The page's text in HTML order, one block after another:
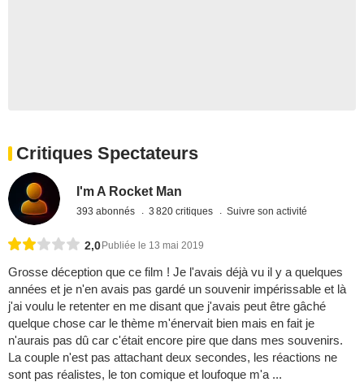
Critiques Spectateurs
I'm A Rocket Man
393 abonnés 3 820 critiques Suivre son activité
2,0Publiée le 13 mai 2019
Grosse déception que ce film ! Je l'avais déjà vu il y a quelques
années et je n'en avais pas gardé un souvenir impérissable et là
j'ai voulu le retenter en me disant que j'avais peut être gâché
quelque chose car le thème m'énervait bien mais en fait je
n'aurais pas dû car c'était encore pire que dans mes souvenirs.
La couple n'est pas attachant deux secondes, les réactions ne
sont pas réalistes, le ton comique et loufoque m'a ...